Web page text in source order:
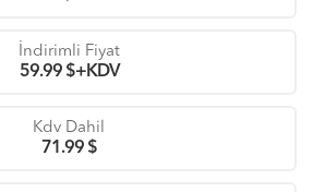
İndirimli Fiyat
59.99$+KDV
Kdv Dahil
71.99$